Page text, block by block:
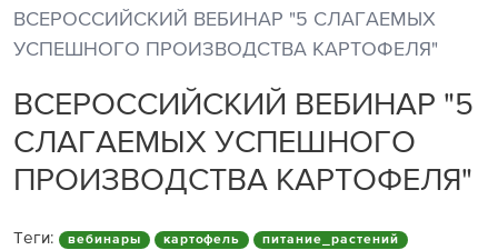
Наши возможности
Качество от лидера рынка
Забота об экологии
Полевые опыты
Новости и события
Центр знаний
Наши контакты
ВСЕРОССИЙСКИЙ ВЕБИНАР "5 СЛАГАЕМЫХ
УСПЕШНОГО ПРОИЗВОДСТВА КАРТОФЕЛЯ"
ВСЕРОССИЙСКИЙ ВЕБИНАР "5
СЛАГАЕМЫХ УСПЕШНОГО
ПРОИЗВОДСТВА КАРТОФЕЛЯ"
Теги: вебинары картофель питание_растений